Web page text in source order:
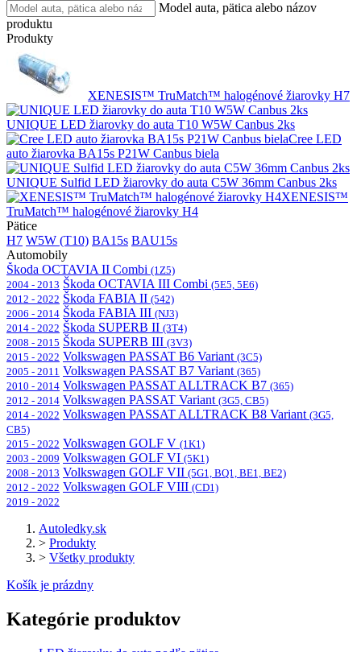
Model auta, pätica alebo názov
produktu
Produkty
XENESIS™ TruMatch™ halogénové žiarovky H7
UNIQUE LED žiarovky do auta T10 W5W Canbus 2ks
Cree LED
auto žiarovka BA15s P21W Canbus biela
UNIQUE Sulfid LED žiarovky do auta C5W 36mm Canbus 2ks
XENESIS™
TruMatch™ halogénové žiarovky H4
Pätice
H7 W5W (T10) BA15s BAU15s
Automobily
Škoda OCTAVIA II Combi (1Z5)
2004 - 2013 Škoda OCTAVIA III Combi (5E5, 5E6)
2012 - 2022 Škoda FABIA II (542)
2006 - 2014 Škoda FABIA III (NJ3)
2014 - 2022 Škoda SUPERB II (3T4)
2008 - 2015 Škoda SUPERB III (3V3)
2015 - 2022 Volkswagen PASSAT B6 Variant (3C5)
2005 - 2011 Volkswagen PASSAT B7 Variant (365)
2010 - 2014 Volkswagen PASSAT ALLTRACK B7 (365)
2012 - 2014 Volkswagen PASSAT Variant (3G5, CB5)
2014 - 2022 Volkswagen PASSAT ALLTRACK B8 Variant (3G5,
CB5)
2015 - 2022 Volkswagen GOLF V (1K1)
2003 - 2009 Volkswagen GOLF VI (5K1)
2008 - 2013 Volkswagen GOLF VII (5G1, BQ1, BE1, BE2)
2012 - 2022 Volkswagen GOLF VIII (CD1)
2019 - 2022
Autoledky.sk
> Produkty
> Všetky produkty
Košík je prázdny
Kategórie produktov